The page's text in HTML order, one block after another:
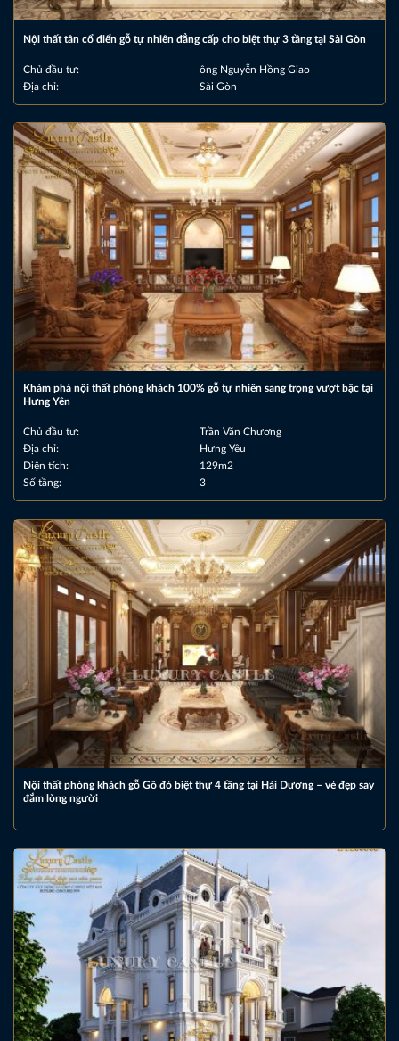
Nội thất tân cổ điển gỗ tự nhiên đẳng cấp cho biệt thự 3 tầng tại Sài Gòn
Chủ đầu tư:
ông Nguyễn Hồng Giao
Địa chỉ:
Sài Gòn
Khám phá nội thất phòng khách 100% gỗ tự nhiên sang trọng vượt bậc tại
Hưng Yên
Chủ đầu tư:
Trần Văn Chương
Địa chỉ:
Hưng Yêu
Diện tích:
129m2
Số tầng:
3
Nội thất phòng khách gỗ Gõ đỏ biệt thự 4 tầng tại Hải Dương – vẻ đẹp say
đắm lòng người